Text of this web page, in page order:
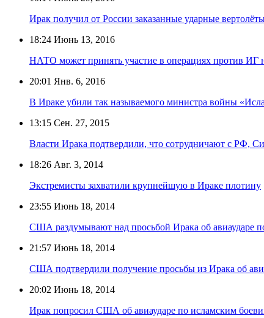
Ирак получил от России заказанные ударные
18:24 Июнь 13, 2016
НАТО может принять участие в операциях против ИГ
20:01 Янв. 6, 2016
В Ираке убили так называемого министра войны
13:15 Сен. 27, 2015
Власти Ирака подтвердили, что сотрудничают с РФ,
18:26 Авг. 3, 2014
Экстремисты захватили крупнейшую в Ираке плотину
23:55 Июнь 18, 2014
США раздумывают над просьбой Ирака об авиаударе
21:57 Июнь 18, 2014
США подтвердили получение просьбы из Ирака об
20:02 Июнь 18, 2014
Ирак попросил США об авиаударе по исламским